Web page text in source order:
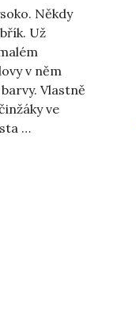
Někdy
Už
v něm
Vlastně
ve
…